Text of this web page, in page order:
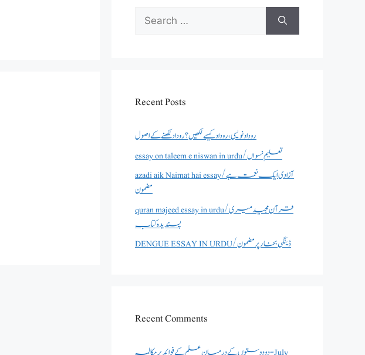
Search
for:
Recent Posts
روداد نویسی ،روداد کیسے لکھیں؟ روداد لکھنے کے اصول
essay on taleem e niswan in urdu/تعلیم نسواں
azadi aik Naimat hai essay/آزادی ایک نعمت ہے
مضمون
quran majeed essay in urdu/قرآن مجید میری
پسندیدہ کتاب
DENGUE ESSAY IN URDU/ڈینگی بخار پر مضمون
Recent Comments